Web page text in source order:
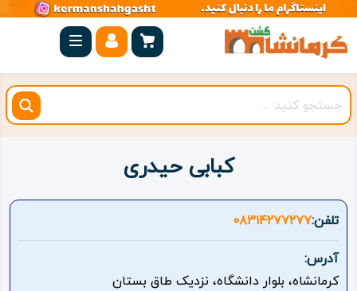
صفحه
اصلی
کرمانشاه
شهرستان
بیستون
روستاهای
هدف
کبابی حیدری
تلفن:۰۸۳۱۴۲۷۷۲۷۷
آدرس:
کرمانشاه، بلوار دانشگاه، نزدیک طاق بستان